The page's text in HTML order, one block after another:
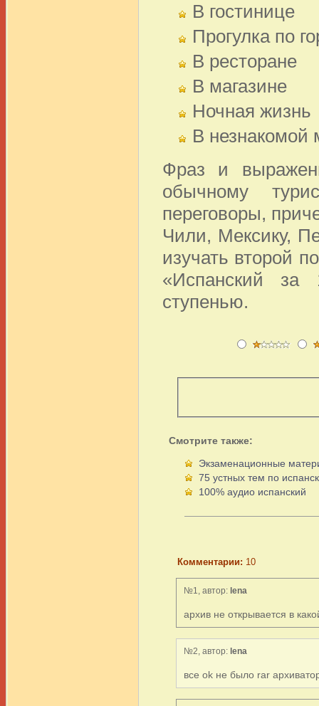
В гостинице
Прогулка по
В ресторане
В магазине
Ночная жизнь
В незнакомой
Фраз и
обычному
переговоры,
Чили, Мексику,
изучать второй
«Испанский за
ступенью.
Смотрите также:
Экзаменационные
75 устных тем по
100% аудио испанский
Комментарии: 10
№1, автор: lena
архив не открывается в
№2, автор: lena
все ok не было rar